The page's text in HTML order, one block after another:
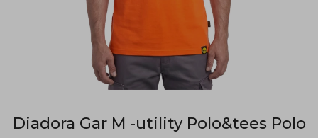
Diadora Gar M -utility Polo&tees Polo